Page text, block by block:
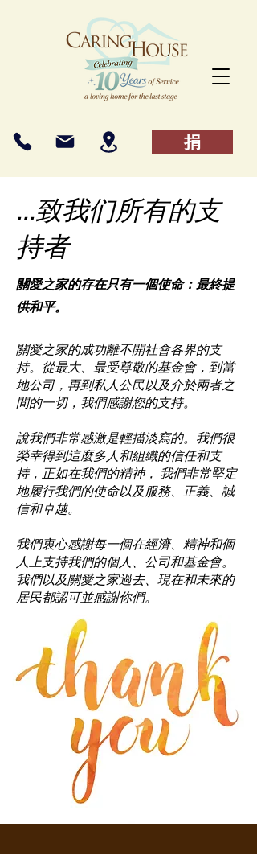
捐
...致我们所有的支
持者
關愛之家的存在只有一個使命：最終提
供和平。
關愛之家的成功離不開社會各界的支
持。從最大、最受尊敬的基金會，到當
地公司，再到私人公民以及介於兩者之
間的一切，我們感謝您的支持。
說我們非常感激是輕描淡寫的。我們很
榮幸得到這麼多人和組織的信任和支
持，正如在我們的精神，
我們非常堅定
地履行我們的使命以及服務、正義、誠
信和卓越。
我們衷心感謝每一個在經濟、精神和個
人上支持我們的個人、公司和基金會。
我們以及關愛之家過去、現在和未來的
居民都認可並感謝你們。